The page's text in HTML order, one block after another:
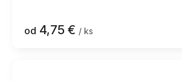
od 4,75 € / ks